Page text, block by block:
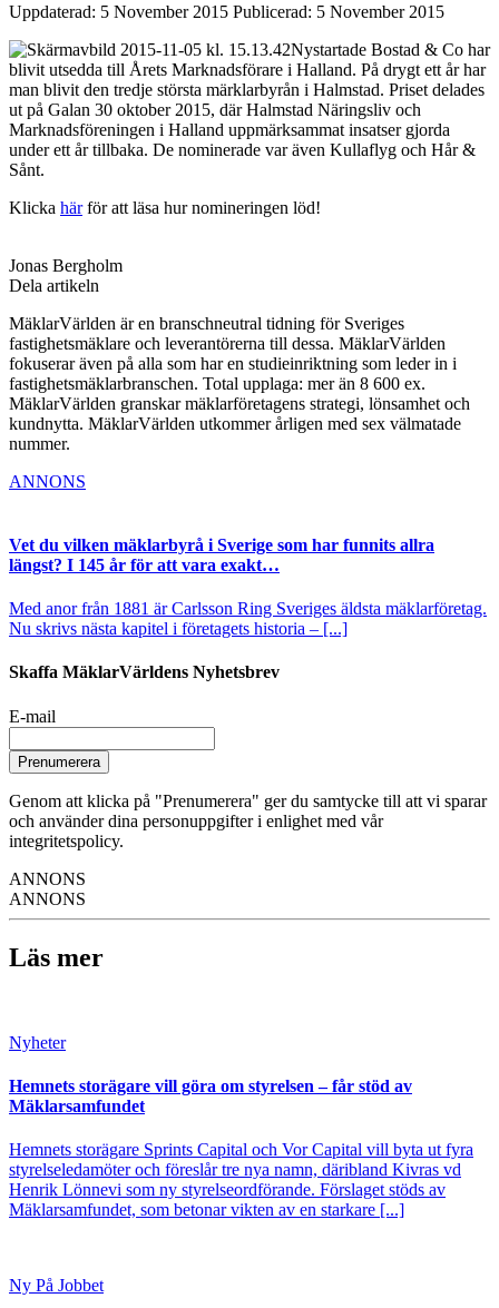
Uppdaterad: 5 November 2015 Publicerad: 5 November 2015
Nystartade Bostad & Co har
blivit utsedda till Årets Marknadsförare i Halland. På drygt ett år har
man blivit den tredje största märklarbyrån i Halmstad. Priset delades
ut på Galan 30 oktober 2015, där Halmstad Näringsliv och
Marknadsföreningen i Halland uppmärksammat insatser gjorda
under ett år tillbaka. De nominerade var även Kullaflyg och Hår &
Sånt.
Klicka härför att läsa hur nomineringen löd!
Jonas Bergholm
Dela artikeln
MäklarVärlden är en branschneutral tidning för Sveriges
fastighetsmäklare och leverantörerna till dessa. MäklarVärlden
fokuserar även på alla som har en studieinriktning som leder in i
fastighetsmäklarbranschen. Total upplaga: mer än 8 600 ex.
MäklarVärlden granskar mäklarföretagens strategi, lönsamhet och
kundnytta. MäklarVärlden utkommer årligen med sex välmatade
nummer.
ANNONS
Vet du vilken mäklarbyrå i Sverige som har funnits allra
längst? I 145 år för att vara exakt…
Med anor från 1881 är Carlsson Ring Sveriges äldsta mäklarföretag.
Nu skrivs nästa kapitel i företagets historia – [...]
Skaffa MäklarVärldens Nyhetsbrev
E-mail
Prenumerera
Genom att klicka på "Prenumerera" ger du samtycke till att vi sparar
och använder dina personuppgifter i enlighet med vår
integritetspolicy.
ANNONS
ANNONS
Läs mer
Nyheter
Hemnets storägare vill göra om styrelsen – får stöd av
Mäklarsamfundet
Hemnets storägare Sprints Capital och Vor Capital vill byta ut fyra
styrelseledamöter och föreslår tre nya namn, däribland Kivras vd
Henrik Lönnevi som ny styrelseordförande. Förslaget stöds av
Mäklarsamfundet, som betonar vikten av en starkare [...]
Ny På Jobbet